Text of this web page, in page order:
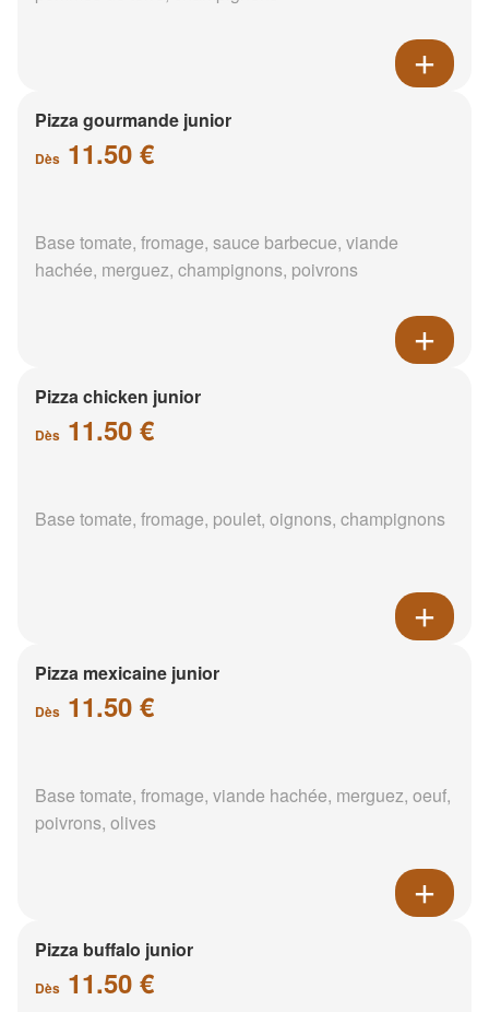
Pizza gourmande junior
Dès 11.50 €
Base tomate, fromage, sauce barbecue, viande
hachée, merguez, champignons, poivrons
Pizza chicken junior
Dès 11.50 €
Base tomate, fromage, poulet, oignons, champignons
Pizza mexicaine junior
Dès 11.50 €
Base tomate, fromage, viande hachée, merguez, oeuf,
poivrons, olives
Pizza buffalo junior
Dès 11.50 €